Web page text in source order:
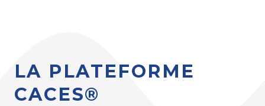
LA PLATEFORME
CACES®